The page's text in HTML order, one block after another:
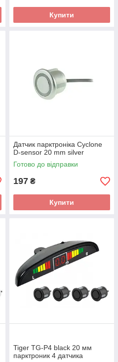
Купити
Датчик парктроніка Cyclone
D-sensor 20 mm silver
Готово до відправки
197 ₴
Купити
Tiger TG-P4 black 20 мм
парктроник 4 датчика